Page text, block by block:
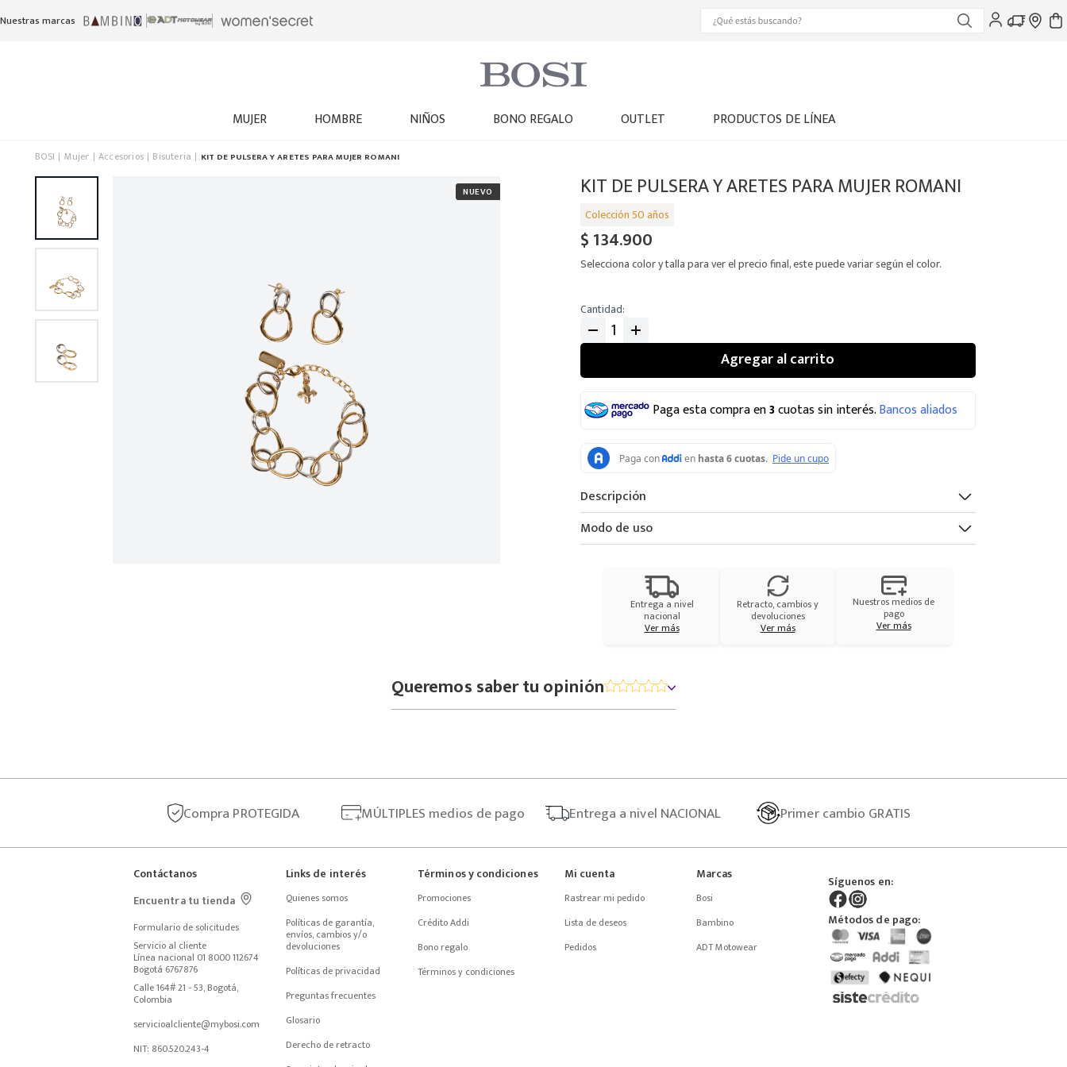
Nuestras marcas
MUJER HOMBRE NIÑOS BONO REGALO OUTLET PRODUCTOS DE LÍNEA
BOSI Mujer Accesorios Bisuteria KIT DE PULSERA Y ARETES PARA MUJER ROMANI
KIT DE PULSERA Y ARETES PARA MUJER ROMANI
$134.900
Selecciona color y talla para ver el precio final, este puede variar según el color.
Cantidad
Agregar al carrito
Paga esta compra en3cuotas sin interés.Bancos aliados
Descripción
Modo de uso
Entrega a nivel
nacional
Ver más
Retracto, cambios y
devoluciones
Ver más
Nuestros medios de
pago
Ver más
Queremos saber tu opinión
Compra PROTEGIDA MÚLTIPLES medios de pago Entrega a nivel NACIONAL Primercambio GRATIS
Contáctanos
Encuentra tu tienda
Formulario de solicitudes
Servicio al cliente
Línea nacional 01 8000 112674
Bogotá 6767876
Calle 164# 21 - 53, Bogotá,
Colombia
servicioalcliente@mybosi.com
NIT: 860.520.243-4
Links de interés
Quienes somos
Políticas de garantía,
envíos, cambios y/o
devoluciones
Políticas de privacidad
Preguntas frecuentes
Glosario
Derecho de retracto
Términos y condiciones
Promociones
Crédito Addi
Bono regalo
Términos y condiciones
Mi cuenta
Rastrear mi pedido
Lista de deseos
Pedidos
Marcas
Bosi
Bambino
ADT Motowear
Síguenos en:
Métodos de pago: